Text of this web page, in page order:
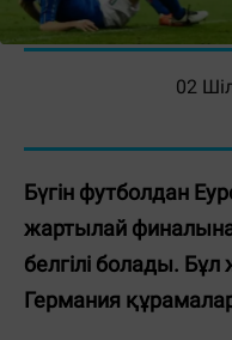
02
Бүгін футболдан
жартылай
белгілі болады.
Германия